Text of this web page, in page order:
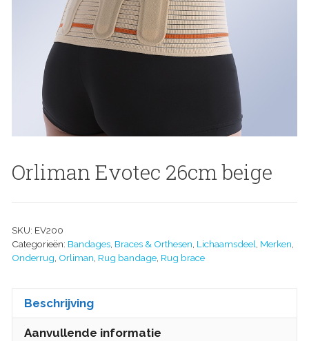
Orliman Evotec 26cm beige
SKU: EV200
Categorieën: Bandages Braces & Orthesen Lichaamsdeel Merken
Onderrug Orliman Rug bandage Rug brace
Beschrijving
Aanvullende informatie